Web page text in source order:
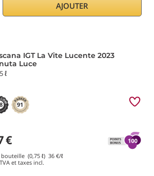
AJOUTER
IGT La Vite Lucente 2023
Luce
ℓ
91
€
bouteille (0,75 ℓ) 36 €/ℓ
TVA et taxes incl.